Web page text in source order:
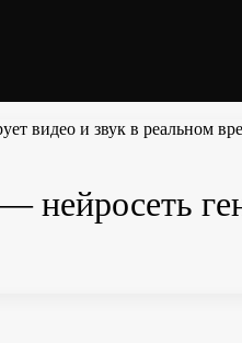
видео и звук в реальном
нейросеть